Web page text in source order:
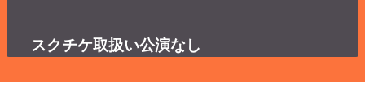
スクチケ取扱い公演なし